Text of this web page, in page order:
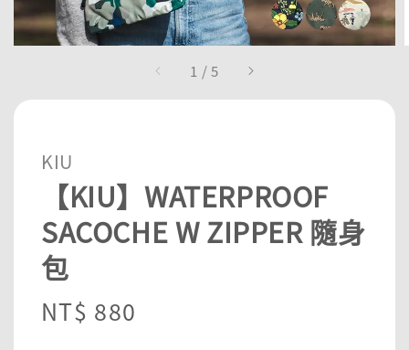
1 /5
KIU
【KIU】WATERPROOF
SACOCHE W ZIPPER 隨身
包
Regular
NT$ 880